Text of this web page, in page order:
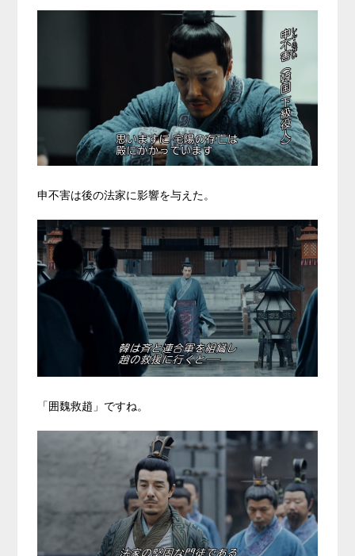
申不害は後の法家に影響を与えた。
「囲魏救趙」ですね。